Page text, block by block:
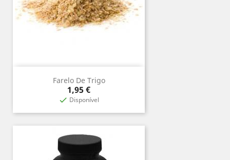
Farelo De Trigo
Preço
1,95 €
 Disponível